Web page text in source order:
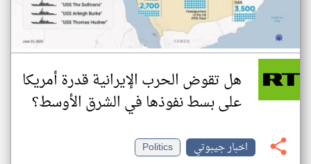
هل تقوض الحرب الإيرانية قدرة أمريكا
على بسط نفوذها في الشرق الأوسط؟
اخبار جيبوتي
Politics